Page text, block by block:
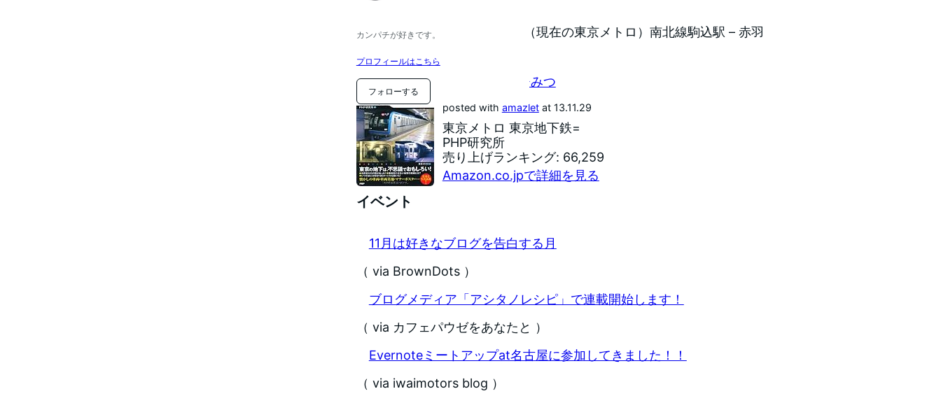
カンパチが好きです。
プロフィールはこちら
フォローする
1991年11月29日 – 営団地下鉄（現在の東京メトロ）南北線駒込駅 – 赤羽
岩淵駅間が開業。
東京メトロのひみつ
posted with amazletat 13.11.29
東京メトロ 東京地下鉄=
PHP研究所
売り上げランキング: 66,259
Amazon.co.jpで詳細を見る
イベント
11月は好きなブログを告白する月
（ via BrownDots ）
ブログメディア「アシタノレシピ」で連載開始します！
（ via カフェパウゼをあなたと ）
Evernoteミートアップat名古屋に参加してきました！！
（ via iwaimotors blog ）